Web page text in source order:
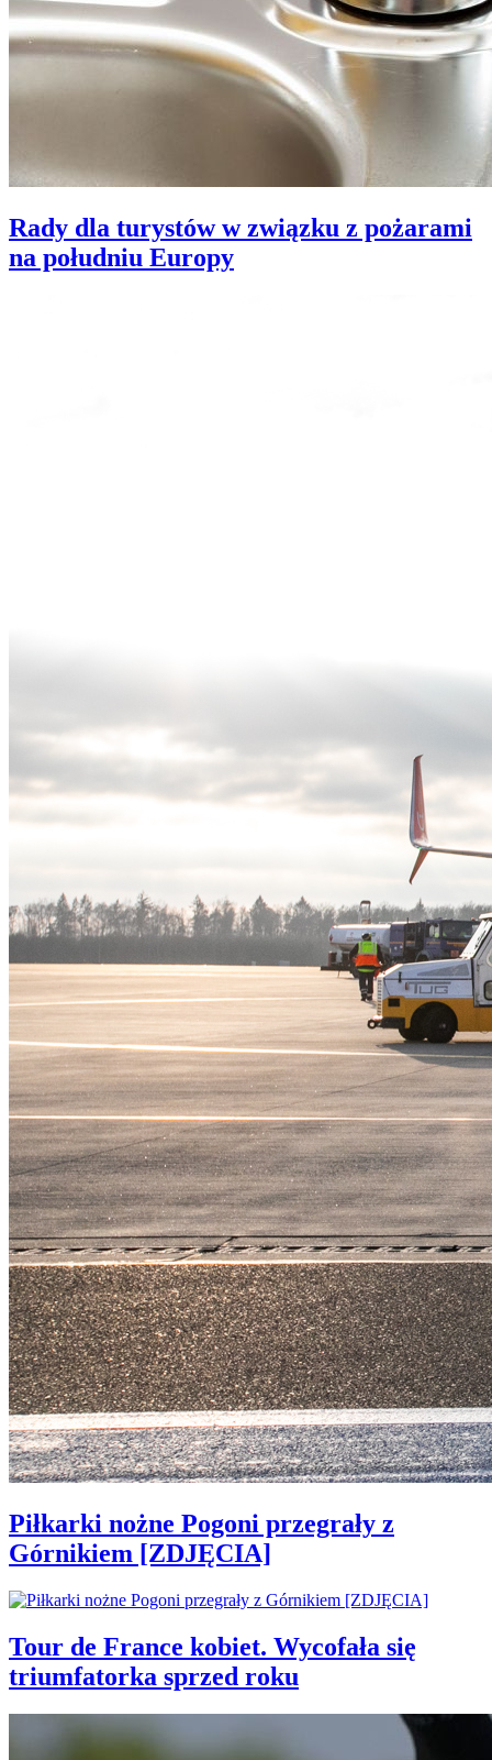
Rady dla turystów w związku z pożarami
na południu Europy
Piłkarki nożne Pogoni przegrały z
Górnikiem [ZDJĘCIA]
Tour de France kobiet. Wycofała się
triumfatorka sprzed roku